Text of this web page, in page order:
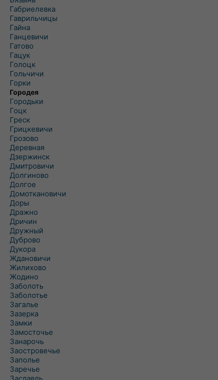
Габриелевка
Гаврильчицы
Гайна
Ганцевичи
Гатово
Гацук
Голоцк
Гольчичи
Горки
Городея
Городьки
Гоцк
Греск
Грицкевичи
Грозово
Деревная
Дзержинск
Дмитровичи
Долгиново
Долгое
Домоткановичи
Доры
Дражно
Дричин
Дружный
Дуброво
Дукора
Ждановичи
Жилихово
Жодино
Заболоть
Заболотье
Загалье
Зазерка
Замки
Замосточье
Занарочь
Заостровечье
Заполье
Заречье